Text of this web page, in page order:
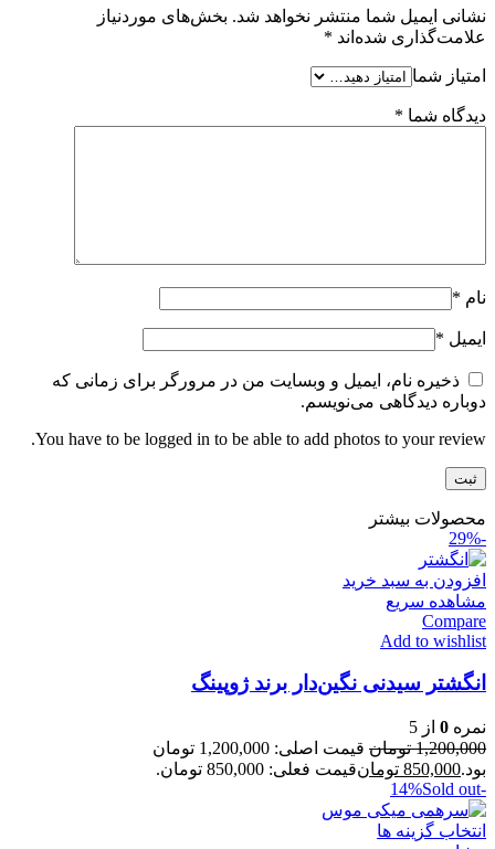
نشانی ایمیل شما منتشر نخواهد شد. بخش‌های موردنیاز
علامت‌گذاری شده‌اند *
امتیاز شما
دیدگاه شما *
نام *
ایمیل *
ذخیره نام، ایمیل و وبسایت من در مرورگر برای زمانی که
دوباره دیدگاهی می‌نویسم.
You have to be logged in to be able to add photos to your review.
محصولات بیشتر
-29%
افزودن به سبد خرید
مشاهده سریع
Compare
Add to wishlist
انگشتر سیدنی نگین‌دار برند ژوپینگ
نمره 0 از 5
1,200,000 تومان
قیمت اصلی: 1,200,000 تومان
بود.850,000 تومانقیمت فعلی: 850,000 تومان.
-14%
Sold out
انتخاب گزینه ها